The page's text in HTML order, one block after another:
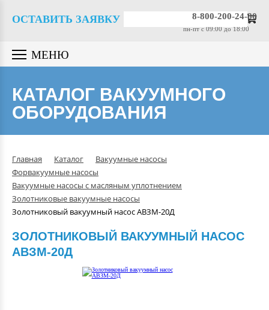
8-800-200-24-80
пн-пт c 09:00 до 18:00
ОСТАВИТЬ ЗАЯВКУ
МЕНЮ
КАТАЛОГ ВАКУУМНОГО
ОБОРУДОВАНИЯ
Главная Каталог
Вакуумные насосы
Форвакуумные насосы
Вакуумные насосы с масляным уплотнением
Золотниковые вакуумные насосы
Золотниковый вакуумный насос АВЗМ-20Д
Вакуумные насосы
Вакуумные датчики
Гелиевые течеискатели
Компрессоры
Вакуумные камеры
Промышленные вакуумные
системы
ЗОЛОТНИКОВЫЙ ВАКУУМНЫЙ НАСОС
АВЗМ-20Д